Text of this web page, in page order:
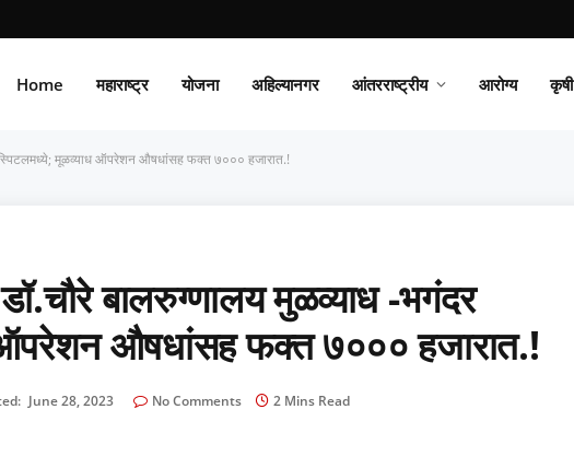
Home महाराष्ट्र योजना अहिल्यानगर आंतरराष्ट्रीय आरोग्य कृषी
मूळव्याध ऑपरेशन औषधांसह फक्त ७००० हजारात.!
बालरुग्णालय मुळव्याध -भगंदर
औषधांसह फक्त ७००० हजारात.!
June 28, 2023 No Comments 2 Mins Read